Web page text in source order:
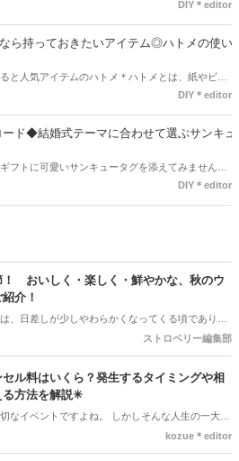
か？今回の記事では無料でダウンロードできるデザ
を読んで頂いているプレ花嫁さんのお手
れば嬉しいです♡
DIY＊editor
ら持っておきたいアイテム◎ハトメの使い
と人気アイテムのハトメ＊ハトメとは、紙やビニ
穴につける金具のことでサイズが幅広く揃っていま
材や色にあわせて選ぶことができるんです♪*
DIY＊editor
ド◆結婚式テーマに合わせて選ぶサンキュ
フトに可愛いサンキュータグを添えてみません
は無料でダウンロードできる春婚にもピッタリなサ
DIY＊editor
！ おいしく・楽しく・鮮やかな、秋のウ
介！
、日差しが少しやわらかくなってくる頃であり、
動的がみなぎってくる季節。同時に、おいしいもの
しょう♪
ストロベリー編集部
ル料はいくら？発生するタイミングや相
る方法を解説✳︎
なイベントですよね。 しかしそんな人生の一大イ
を得ない事情で延期や中止、キャンセルを検討しな
kozue＊editor